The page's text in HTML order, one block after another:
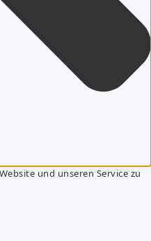
und unseren Service zu